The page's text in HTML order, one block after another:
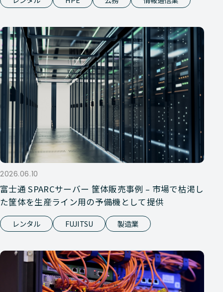
2026.06.10
富士通 SPARCサーバー 筐体販売事例 – 市場で枯渇し
た筐体を生産ライン用の予備機として提供
レンタル FUJITSU 製造業